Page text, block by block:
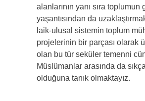
alanlarının yanı sıra toplumun
yaşantısından da
laik-ulusal sistemin toplum
projelerinin bir parçası olarak
olan bu tür seküler temenni
Müslümanlar arasında da
olduğuna tanık olmaktayız.